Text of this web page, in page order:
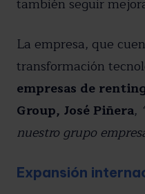
La empresa, que
transformación
empresas de
Group, José Piñera,
nuestro grupo
Expansión